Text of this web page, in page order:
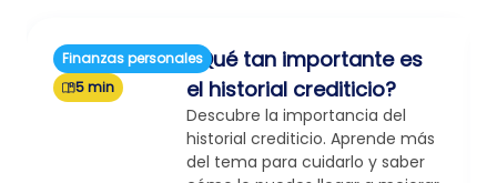
Finanzas personales
5 min
¿Qué tan importante es
el historial crediticio?
Descubre la importancia del
historial crediticio. Aprende más
del tema para cuidarlo y saber